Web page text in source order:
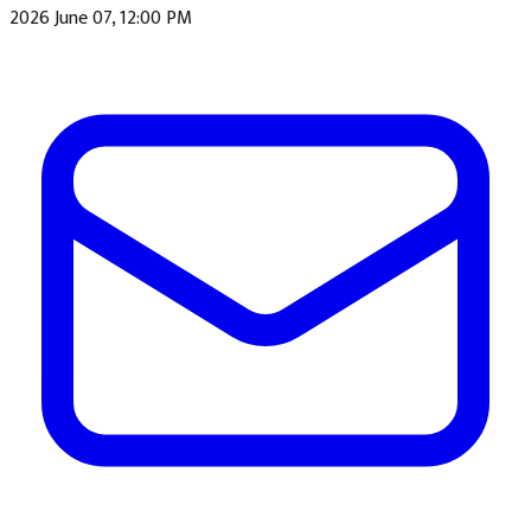
2026 June 07, 12:00 PM